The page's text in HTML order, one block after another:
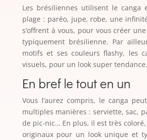
Les brésiliennes utilisent le canga
plage : paréo, jupe, robe, une
s’offrent à vous, pour vous créer
typiquement brésilienne. Par
motifs et ses couleurs flashy, les
visuels, pour un look super tendance.
En bref le tout en un
Vous l’aurez compris, le canga
multiples manières : serviette, sac,
de pic-nic… En plus, il est très
originaux pour un look unique et